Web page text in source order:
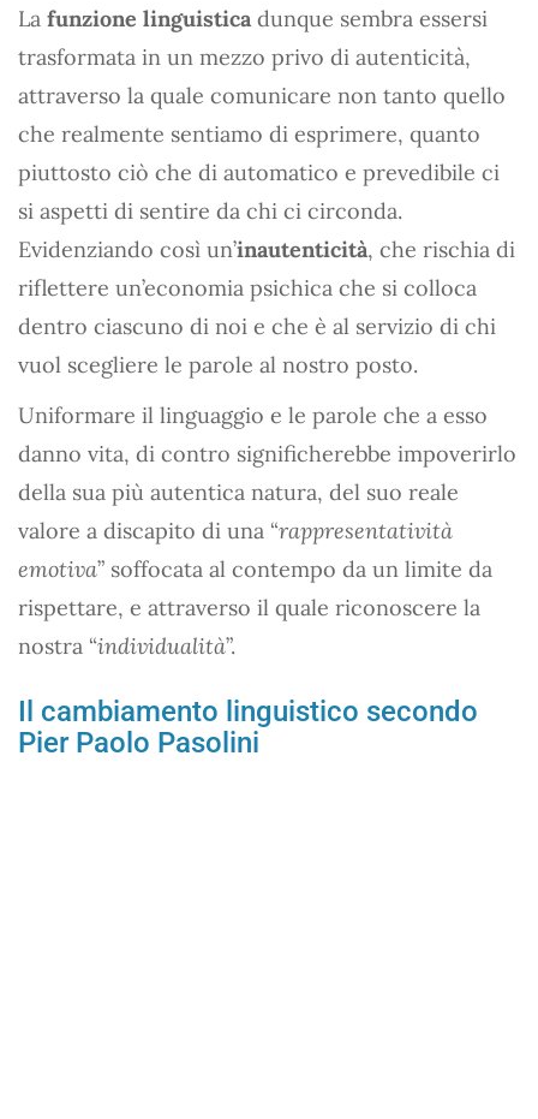
La funzione linguistica dunque sembra essersi
trasformata in un mezzo privo di autenticità,
attraverso la quale comunicare non tanto quello
che realmente sentiamo di esprimere, quanto
piuttosto ciò che di automatico e prevedibile ci
si aspetti di sentire da chi ci circonda.
Evidenziando così un’inautenticità, che rischia di
riflettere un’economia psichica che si colloca
dentro ciascuno di noi e che è al servizio di chi
vuol scegliere le parole al nostro posto.
Uniformare il linguaggio e le parole che a esso
danno vita, di contro significherebbe impoverirlo
della sua più autentica natura, del suo reale
valore a discapito di una “rappresentatività
emotiva” soffocata al contempo da un limite da
rispettare, e attraverso il quale riconoscere la
nostra “individualità”.
Il cambiamento linguistico secondo
Pier Paolo Pasolini